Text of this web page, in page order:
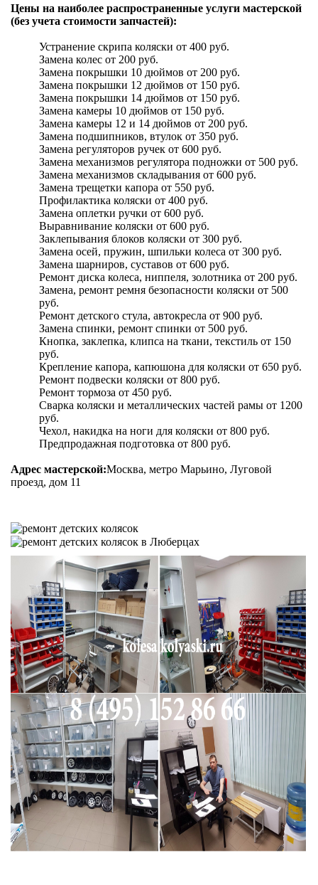
Цены на наиболее распространенные услуги мастерской
(без учета стоимости запчастей):
Устранение скрипа коляски от 400 руб.
Замена колес от 200 руб.
Замена покрышки 10 дюймов от 200 руб.
Замена покрышки 12 дюймов от 150 руб.
Замена покрышки 14 дюймов от 150 руб.
Замена камеры 10 дюймов от 150 руб.
Замена камеры 12 и 14 дюймов от 200 руб.
Замена подшипников, втулок от 350 руб.
Замена регуляторов ручек от 600 руб.
Замена механизмов регулятора подножки от 500 руб.
Замена механизмов складывания от 600 руб.
Замена трещетки капора от 550 руб.
Профилактика коляски от 400 руб.
Замена оплетки ручки от 600 руб.
Выравнивание коляски от 600 руб.
Заклепывания блоков коляски от 300 руб.
Замена осей, пружин, шпильки колеса от 300 руб.
Замена шарниров, суставов от 600 руб.
Ремонт диска колеса, ниппеля, золотника от 200 руб.
Замена, ремонт ремня безопасности коляски от 500
руб.
Ремонт детского стула, автокресла от 900 руб.
Замена спинки, ремонт спинки от 500 руб.
Кнопка, заклепка, клипса на ткани, текстиль от 150
руб.
Крепление капора, капюшона для коляски от 650 руб.
Ремонт подвески коляски от 800 руб.
Ремонт тормоза от 450 руб.
Сварка коляски и металлических частей рамы от 1200
руб.
Чехол, накидка на ноги для коляски от 800 руб.
Предпродажная подготовка от 800 руб.
Адрес мастерской:Москва, метро Марьино, Луговой
проезд, дом 11